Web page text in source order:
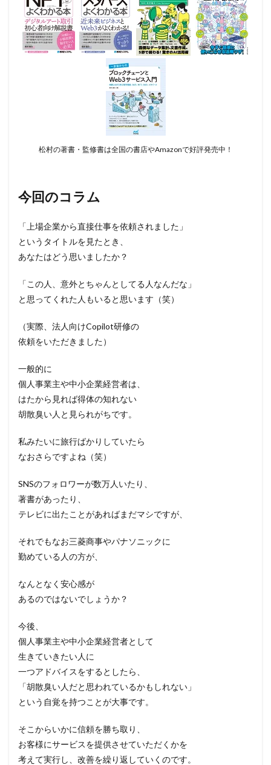
松村の著書・監修書は全国の書店やAmazonで好評発売中！
今回のコラム
「上場企業から直接仕事を依頼されました」
というタイトルを見たとき、
あなたはどう思いましたか？
「この人、意外とちゃんとしてる人なんだな」
と思ってくれた人もいると思います（笑）
（実際、法人向けCopilot研修の
依頼をいただきました）
一般的に
個人事業主や中小企業経営者は、
はたから見れば得体の知れない
胡散臭い人と見られがちです。
私みたいに旅行ばかりしていたら
なおさらですよね（笑）
SNSのフォロワーが数万人いたり、
著書があったり、
テレビに出たことがあればまだマシですが、
それでもなお三菱商事やパナソニックに
勤めている人の方が、
なんとなく安心感が
あるのではないでしょうか？
今後、
個人事業主や中小企業経営者として
生きていきたい人に
一つアドバイスをするとしたら、
「胡散臭い人だと思われているかもしれない」
という自覚を持つことが大事です。
そこからいかに信頼を勝ち取り、
お客様にサービスを提供させていただくかを
考えて実行し、改善を繰り返していくのです。